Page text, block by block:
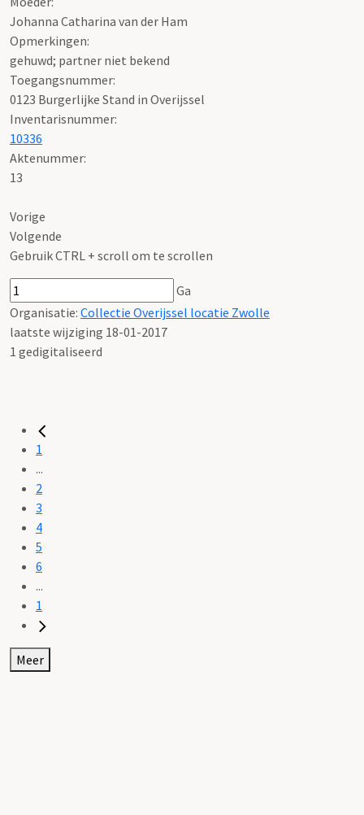
Johanna Catharina van der Ham
Opmerkingen:
gehuwd; partner niet bekend
Toegangsnummer:
0123 Burgerlijke Stand in Overijssel
Inventarisnummer:
10336
Aktenummer:
13
Vorige
Volgende
Gebruik CTRL + scroll om te scrollen
Ga
Organisatie: Collectie Overijssel locatie Zwolle
laatste wijziging 18-01-2017
1 gedigitaliseerd
1
...
2
3
4
5
6
...
1
Meer